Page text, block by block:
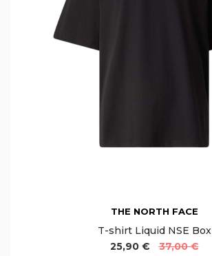
THE NORTH FACE
T-shirt Liquid NSE Box
25,90 €
37,00 €